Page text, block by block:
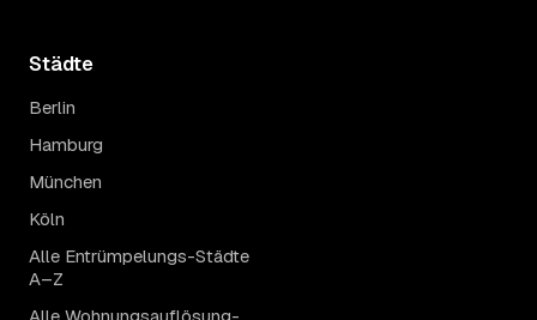
Städte
Berlin
Hamburg
München
Köln
Alle Entrümpelungs-Städte
A–Z